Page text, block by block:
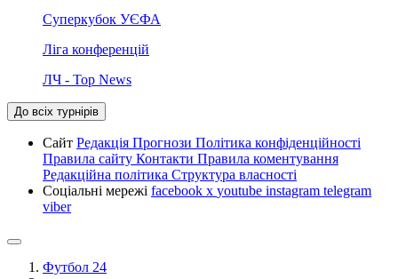
Суперкубок УЄФА
Ліга конференцій
ЛЧ - Top News
До всіх турнірів
Сайт Редакція Прогнози Політика конфіденційності
Правила сайту Контакти Правила коментування
Редакційна політика Структура власності
Соціальні мережі facebook x youtube instagram telegram
viber
Футбол 24